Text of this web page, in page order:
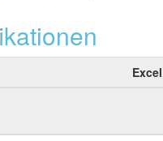
Excel